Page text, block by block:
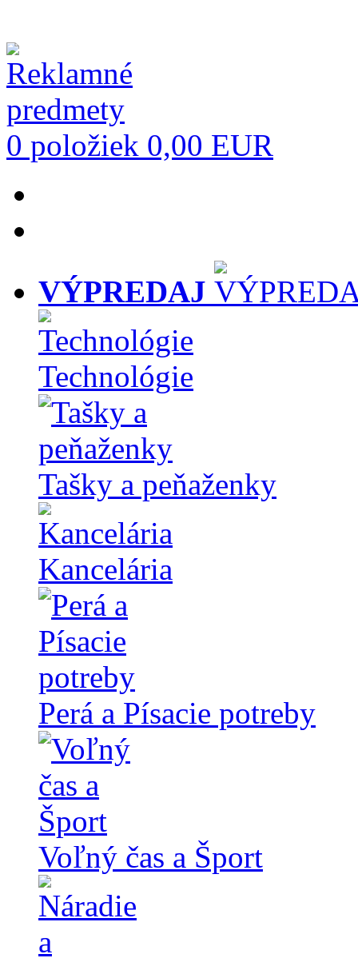
0 položiek 0,00 EUR
VÝPREDAJ
Technológie
Tašky a peňaženky
Kancelária
Perá a Písacie potreby
Voľný čas a Šport